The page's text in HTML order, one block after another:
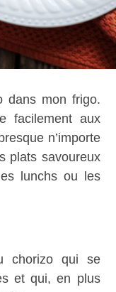
dans mon frigo.
facilement aux
n’importe
plats savoureux
lunchs ou les
chorizo qui se
et qui, en plus